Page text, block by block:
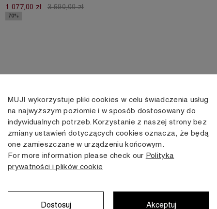
1 077,00 zł
3 590,00 zł
70%
KONTAKT
+48 505 166 958
zamowienia@muji.com.pl
Infolinia czynna
od poniedziałku do piątku
KONTO
Moje konto
Historia
INFORMACJE
Dostawa
Regulamin
Karta stałego
Klienta
MUJI wykorzystuje pliki cookies w celu świadczenia usług
na najwyższym poziomie i w sposób dostosowany do
indywidualnych potrzeb. Korzystanie z naszej strony bez
zmiany ustawień dotyczących cookies oznacza, że będą
one zamieszczane w urządzeniu końcowym.
For more information please check our Polityka
prywatności i plików cookie
Dostosuj Akceptuj